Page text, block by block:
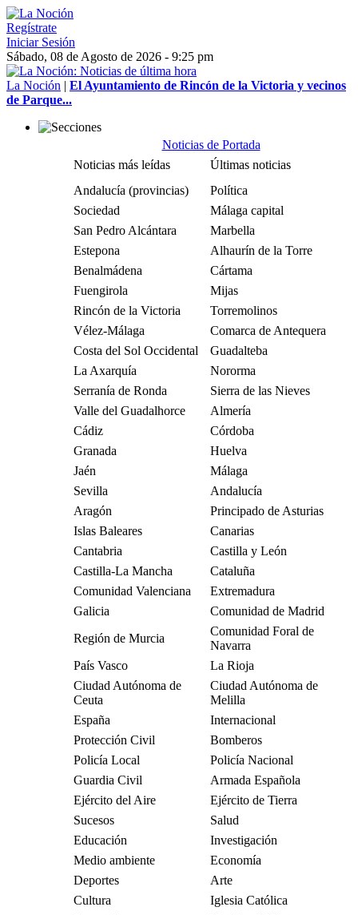
Regístrate
Iniciar Sesión
Sábado, 08 de Agosto de 2026 - 9:25 pm
La Noción | El Ayuntamiento de Rincón de la Victoria y vecinos
de Parque...
Noticias de Portada
Noticias más leídas
Últimas noticias
Andalucía (provincias)
Política
Sociedad
Málaga capital
San Pedro Alcántara
Marbella
Estepona
Alhaurín de la Torre
Benalmádena
Cártama
Fuengirola
Mijas
Rincón de la Victoria
Torremolinos
Vélez-Málaga
Comarca de Antequera
Costa del Sol Occidental
Guadalteba
La Axarquía
Nororma
Serranía de Ronda
Sierra de las Nieves
Valle del Guadalhorce
Almería
Cádiz
Córdoba
Granada
Huelva
Jaén
Málaga
Sevilla
Andalucía
Aragón
Principado de Asturias
Islas Baleares
Canarias
Cantabria
Castilla y León
Castilla-La Mancha
Cataluña
Comunidad Valenciana
Extremadura
Galicia
Comunidad de Madrid
Región de Murcia
Comunidad Foral de
Navarra
País Vasco
La Rioja
Ciudad Autónoma de
Ceuta
Ciudad Autónoma de
Melilla
España
Internacional
Protección Civil
Bomberos
Policía Local
Policía Nacional
Guardia Civil
Armada Española
Ejército del Aire
Ejército de Tierra
Sucesos
Salud
Educación
Investigación
Medio ambiente
Economía
Deportes
Arte
Cultura
Iglesia Católica